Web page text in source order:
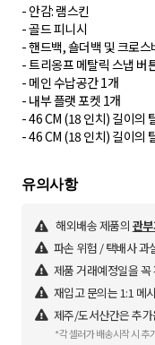
- 안감: 램스킨
- 골드 피니시
- 핸드백, 숄더백 및 크로
- 트리옹프 메탈릭 스냅 버
- 메인 수납공간 1개
- 내부 플랫 포켓 1개
- 46 CM (18 인치) 길이의
- 46 CM (18 인치) 길이의
유의사항
해외배송 제품의 관
파손 위험 / 택배사 과
제품 거래예정일을 꼭
재입고 문의는 1:1 메
제주/도서산간은 추
*각 셀러가 배송시작 시 추